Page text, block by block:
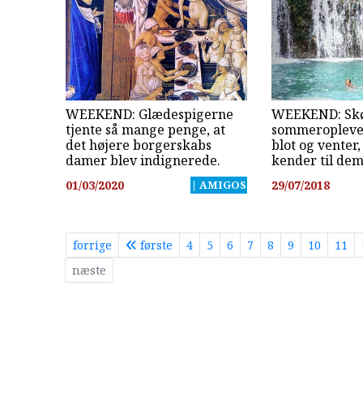
WEEKEND: Glædespigerne
tjente så mange penge, at
det højere borgerskabs
damer blev indignerede.
01/03/2020 | AMIGOS
WEEKEND:
blot og
kender til
29/07/2018
forrige første 4 5 6 7 8 9 10 11
næste